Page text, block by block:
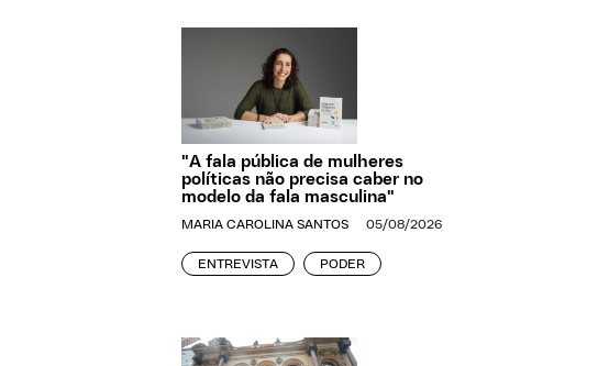
"A fala pública de mulheres
políticas não precisa caber no
modelo da fala masculina"
MARIA CAROLINA SANTOS 05/08/2026
ENTREVISTA PODER